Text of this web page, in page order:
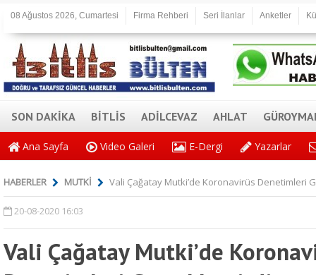
08 Ağustos 2026, Cumartesi Firma Rehberi Seri İlanlar Anketler
SON DAKİKA BİTLİS ADİLCEVAZ AHLAT
Ana Sayfa Video Galeri E-Dergi Yazarlar
HABERLER MUTKİ Vali Çağatay Mutki’de Koronavirüs Denetimleri
20-08-2020 16:03
Vali Çağatay Mutki’de